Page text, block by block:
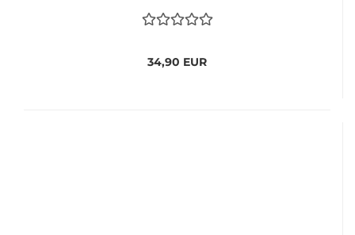
34,90 EUR